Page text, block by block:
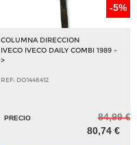
-5%
COLUMNA DIRECCION
IVECO IVECO DAILY COMBI 1989 -
>
REF: DO1446412
PRECIO
84,99 €
80,74 €